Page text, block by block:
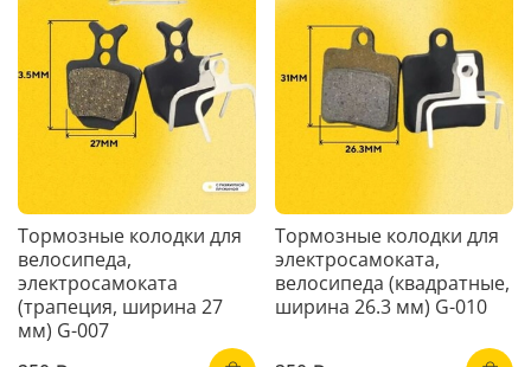
Тормозные колодки для
велосипеда,
электросамоката
(трапеция, ширина 27
мм) G-007
Тормозные колодки для
электросамоката,
велосипеда (квадратные,
ширина 26.3 мм) G-010